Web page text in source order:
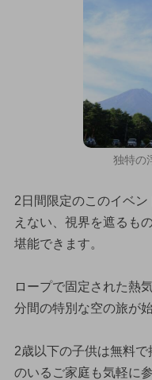
独特の
2日間限定のこのイベ
えない、視界を遮るも
堪能できます。
ロープで固定された熱
分間の特別な空の旅が
2歳以下の子供は無料
のいるご家庭も気軽に